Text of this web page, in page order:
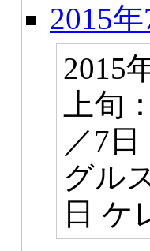
2015
2015
上旬
／7
グル
日 ケ